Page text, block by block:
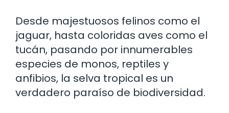
Desde majestuosos felinos como el
jaguar, hasta coloridas aves como el
tucán, pasando por innumerables
especies de monos, reptiles y
anfibios, la selva tropical es un
verdadero paraíso de biodiversidad.